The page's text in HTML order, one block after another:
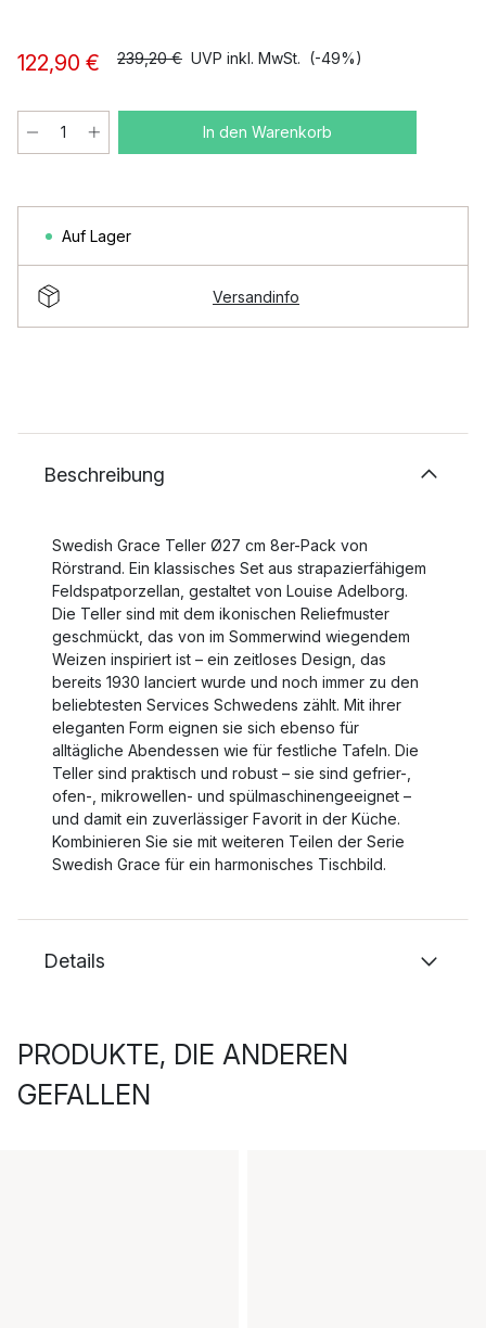
122,90 € 239,20 € UVP inkl. MwSt. (-49%)
In den Warenkorb
Auf Lager
Versandinfo
Beschreibung
Swedish Grace Teller Ø27 cm 8er-Pack von
Rörstrand. Ein klassisches Set aus strapazierfähigem
Feldspatporzellan, gestaltet von Louise Adelborg.
Die Teller sind mit dem ikonischen Reliefmuster
geschmückt, das von im Sommerwind wiegendem
Weizen inspiriert ist – ein zeitloses Design, das
bereits 1930 lanciert wurde und noch immer zu den
beliebtesten Services Schwedens zählt. Mit ihrer
eleganten Form eignen sie sich ebenso für
alltägliche Abendessen wie für festliche Tafeln. Die
Teller sind praktisch und robust – sie sind gefrier-,
ofen-, mikrowellen- und spülmaschinengeeignet –
und damit ein zuverlässiger Favorit in der Küche.
Kombinieren Sie sie mit weiteren Teilen der Serie
Swedish Grace für ein harmonisches Tischbild.
Details
PRODUKTE, DIE ANDEREN
GEFALLEN